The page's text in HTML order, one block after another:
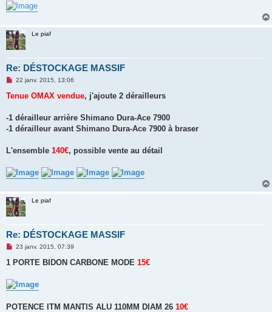
u
Le piaf
Re: DÉSTOCKAGE MASSIF
M
s
g
n
l
22 janv. 2015, 13:06
Tenue OMAX vendue, j'ajoute 2 dérailleurs
-1 dérailleur arrière Shimano Dura-Ace 7900
-1 dérailleur avant Shimano Dura-Ace 7900 à braser
L'ensemble 140€, possible vente au détail
Le piaf
Re: DÉSTOCKAGE MASSIF
M
s
g
e
o
23 janv. 2015, 07:39
1 PORTE BIDON CARBONE MODE 15€
POTENCE ITM MANTIS ALU 110MM DIAM 26 10€